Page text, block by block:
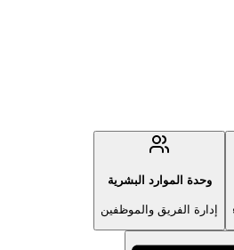
وحدة الموارد البشرية
إدارة الفريق والموظفين